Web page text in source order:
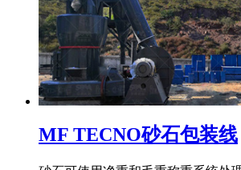
MF TECNO砂石包装线